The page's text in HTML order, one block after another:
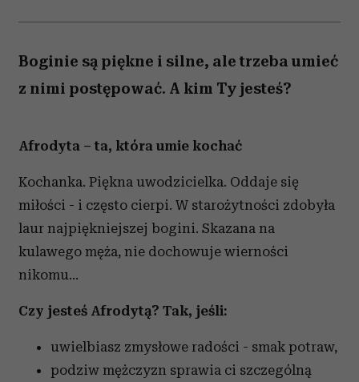
Boginie są piękne i silne, ale trzeba umieć
z nimi postępować. A kim Ty jesteś?
Afrodyta – ta, która umie kochać
Kochanka. Piękna uwodzicielka. Oddaje się
miłości - i często cierpi. W starożytności zdobyła
laur najpiękniejszej bogini. Skazana na
kulawego męża, nie dochowuje wierności
nikomu...
Czy jesteś Afrodytą? Tak, jeśli:
uwielbiasz zmysłowe radości - smak potraw,
podziw mężczyzn sprawia ci szczególną